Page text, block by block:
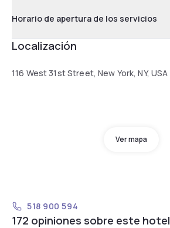
Horario de apertura de los servicios
Localización
116 West 31st Street, New York, NY, USA
Ver mapa
518 900 594
172 opiniones sobre este hotel